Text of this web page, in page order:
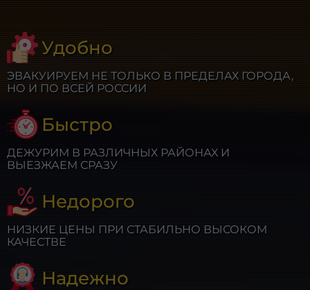
Удобно
ЭВАКУИРУЕМ НЕ ТОЛЬКО В ПРЕДЕЛАХ ГОРОДА,
НО И ПО ВСЕЙ РОССИИ
Быстро
ДЕЖУРИМ В РАЗЛИЧНЫХ РАЙОНАХ И
ВЫЕЗЖАЕМ СРАЗУ
Недорого
НИЗКИЕ ЦЕНЫ ПРИ СТАБИЛЬНО ВЫСОКОМ
КАЧЕСТВЕ
Надежно